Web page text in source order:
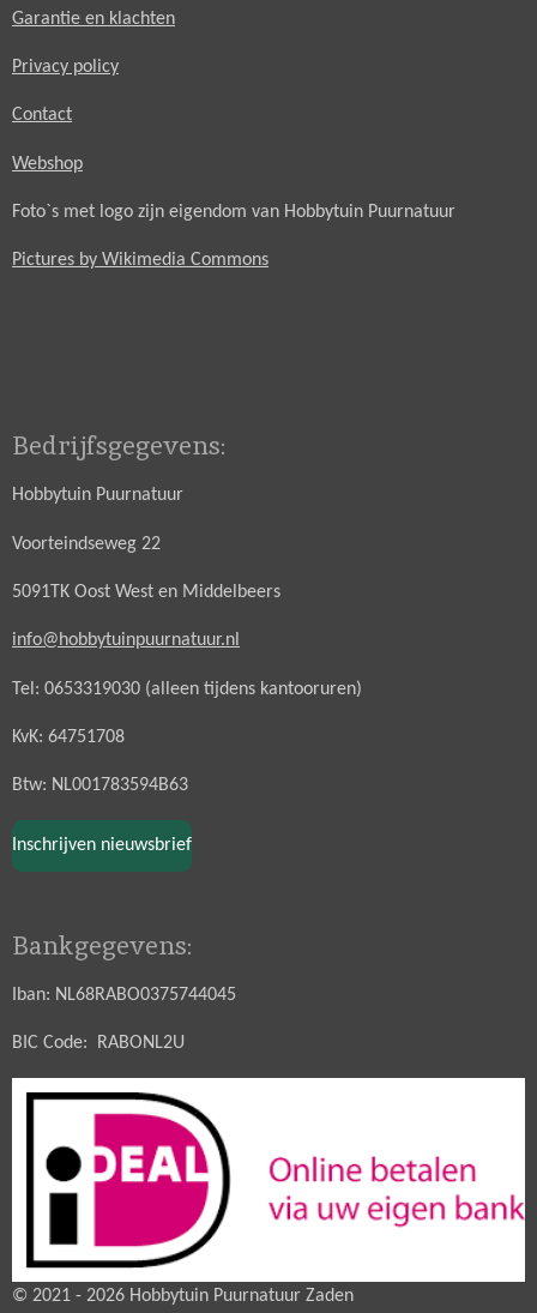
Garantie en klachten
Privacy policy
Contact
Webshop
Foto`s met logo zijn eigendom van Hobbytuin Puurnatuur
Pictures by Wikimedia Commons
Bedrijfsgegevens:
Hobbytuin Puurnatuur
Voorteindseweg 22
5091TK Oost West en Middelbeers
info@hobbytuinpuurnatuur.nl
Tel: 0653319030 (alleen tijdens kantooruren)
KvK: 64751708
Btw: NL001783594B63
Inschrijven nieuwsbrief
Bankgegevens:
Iban: NL68RABO0375744045
BIC Code: RABONL2U
© 2021 - 2026 Hobbytuin Puurnatuur Zaden